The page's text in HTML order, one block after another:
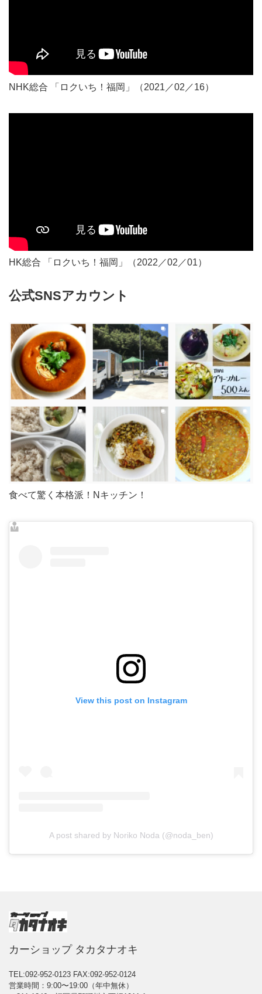
NHK総合 「ロクいち！福岡」（2021／02／16）
HK総合 「ロクいち！福岡」（2022／02／01）
公式SNSアカウント
食べて驚く本格派！Nキッチン！
View this post on Instagram
A post shared by Noriko Noda (@noda_ben)
カーショップ タカタナオキ
TEL:092-952-0123 FAX:092-952-0124
営業時間：9:00〜19:00（年中無休）